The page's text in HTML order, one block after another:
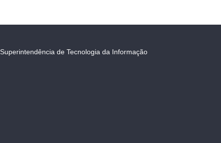
Superintendência de Tecnologia da Informação